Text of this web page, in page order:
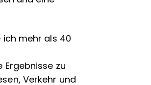
ich mehr als 40
zu
Verkehr und